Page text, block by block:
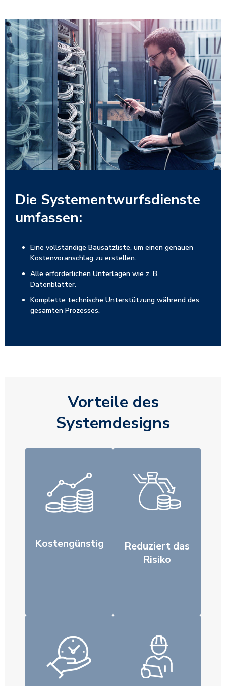
Die Systementwurfsdienste
umfassen:
Eine vollständige Bausatzliste, um einen genauen
Kostenvoranschlag zu erstellen.
Alle erforderlichen Unterlagen wie z. B.
Datenblätter.
Komplette technische Unterstützung während des
gesamten Prozesses.
Vorteile des
Systemdesigns
Kostengünstig
Reduziert das
Risiko